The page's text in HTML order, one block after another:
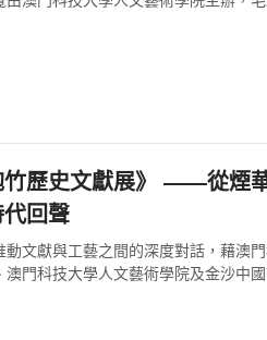
——從煙華故紙到方寸華章
回聲
文獻與工藝之間的深度對話，藉澳
澳門科技大學人文藝術學院及金沙中